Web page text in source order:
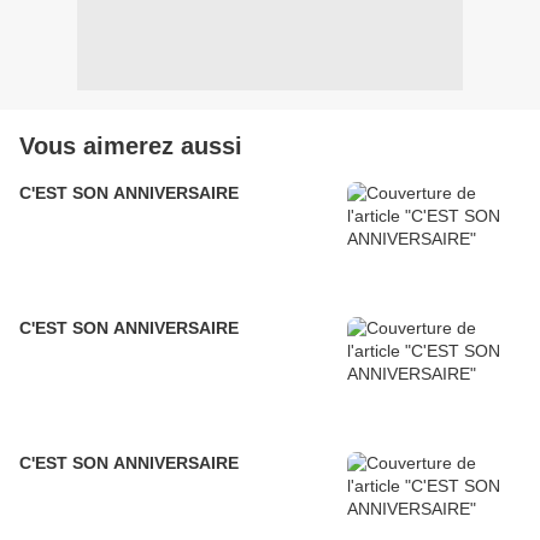
Vous aimerez aussi
C'EST SON ANNIVERSAIRE
C'EST SON ANNIVERSAIRE
C'EST SON ANNIVERSAIRE